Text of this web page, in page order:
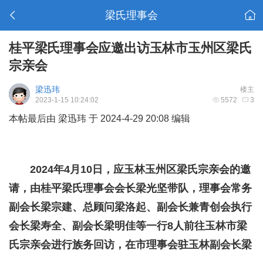
梁氏理事会
桂平梁氏理事会应邀出访玉林市玉州区梁氏
宗亲会
楼主
梁迅玮
5572 3
2023-1-15 10:24:02
本帖最后由 梁迅玮 于 2024-4-29 20:08 编辑
2024年4月10日，应玉林玉州区梁氏宗亲会的邀
请，由桂平梁氏理事会会长梁光坚带队，理事会常务
副会长梁宗建、总顾问梁洛起、副会长兼青创会执行
会长梁寿全、副会长梁明佳等一行8人前往玉林市梁
氏宗亲会进行族务回访，在市理事会驻玉林副会长梁